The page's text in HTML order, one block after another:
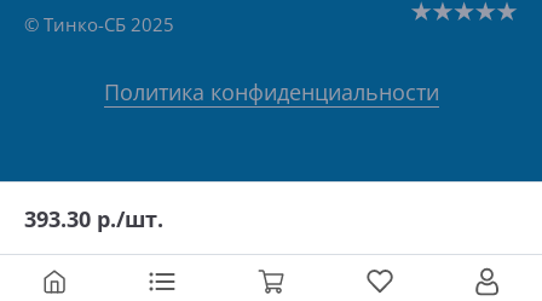
393.30 р./шт.
© Тинко-СБ 2025
Политика конфиденциальности